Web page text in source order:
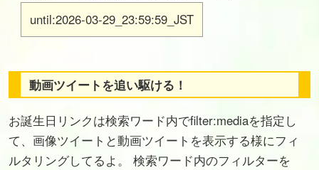
until:2026-03-29_23:59:59_JST
動画ツイートを追い駆ける！
お誕生日リンクは検索ワード内でfilter:mediaを指定し
て、画像ツイートと動画ツイートを表示する様にフィ
ルタリングしてるよ。 検索ワード内のフィルターを